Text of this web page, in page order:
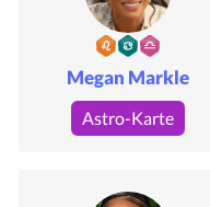
Megan Markle
Astro-Karte